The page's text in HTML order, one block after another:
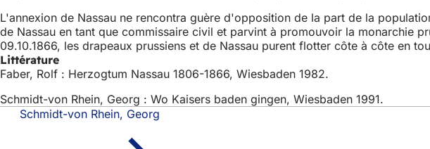
L'annexion de Nassau ne rencontra guère d'opposition de la part de la
de Nassau en tant que commissaire civil et parvint à promouvoir la monarchie
09.10.1866, les drapeaux prussiens et de Nassau purent flotter côte à côte en
Littérature
Faber, Rolf : Herzogtum Nassau 1806-1866, Wiesbaden 1982.
Schmidt-von Rhein, Georg : Wo Kaisers baden gingen, Wiesbaden 1991.
Schmidt-von Rhein, Georg